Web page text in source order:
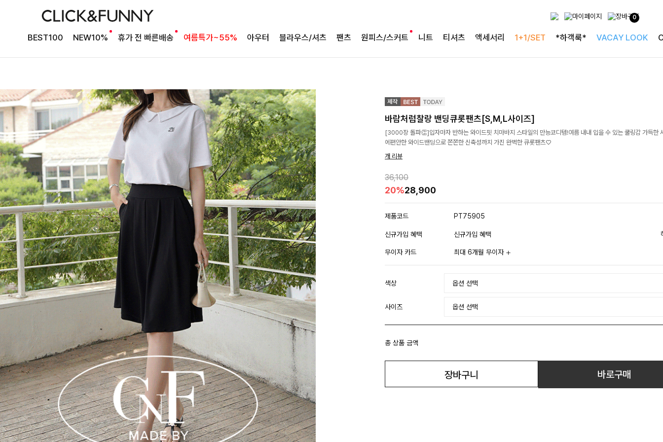
0
BEST100 NEW10% 휴가 전 빠른배송 여름특가~55% 아우터 블라우스/셔츠 팬츠 원피스/스커트 니트 티셔츠 액세서리 1+1/SET *하객룩* VACAY LOOK
바람처럼찰랑 밴딩큐롯팬츠[S,M,L사이즈]
[3000장 돌파👏]입자마자 반하는 와이드핏 치마바지 스타일의 만능코디템!여름 내내 입을 수 있는 쿨링감 가득한
에편안한 와이드밴딩으로 쫀쫀한 신축성까지 가진 완벽한 큐롯팬츠♡
개 리뷰
36,100
20%28,900
제품코드 PT75905
신규가입 혜택 신규가입 혜택
무이자 카드 최대 6개월 무이자
색상
사이즈
총 상품 금액
장바구니 바로구매